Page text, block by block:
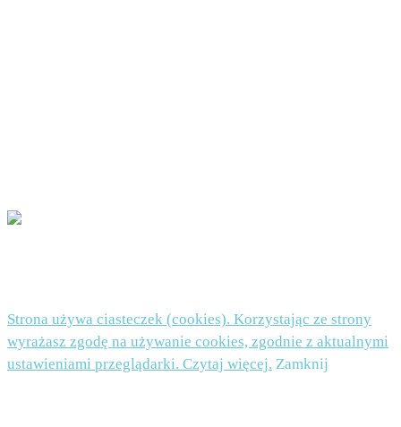
Strona używa ciasteczek (cookies). Korzystając ze strony
wyrażasz zgodę na używanie cookies, zgodnie z aktualnymi
ustawieniami przeglądarki. Czytaj więcej. Zamknij